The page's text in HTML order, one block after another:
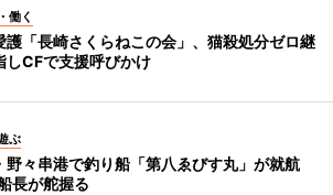
働く
護「長崎さくらねこの会」、猫殺処分ゼロ継
しCFで支援呼びかけ
ぶ
野々串港で釣り船「第八ゑびす丸」が就航
長が舵握る